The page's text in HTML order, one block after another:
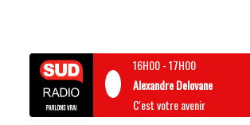
16H00-17H00
Alexandre Delovane
C'est votre avenir